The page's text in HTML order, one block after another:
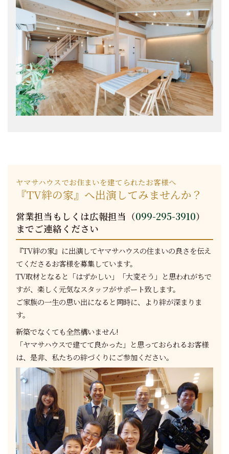
ヤマサハウスでお住まいを建てられたお客様へ
『TV絆の家』へ出演してみませんか？
営業担当もしくは広報担当（099-295-3910）
までご連絡ください
『TV絆の家』に出演してヤマサハウスの住まいの良さを伝え
てくださるお客様を募集しています。
TV取材となると「はずかしい」「大変そう」と思われがちで
すが、楽しく元気なスタッフがサポート致します。
ご家族の一生の思い出になると同時に、より絆が深まりま
す。
新築でなくても全然構いません!
「ヤマサハウスで建てて良かった」と思っておられるお客様
は、是非、私たちの絆づくりにご参加ください。